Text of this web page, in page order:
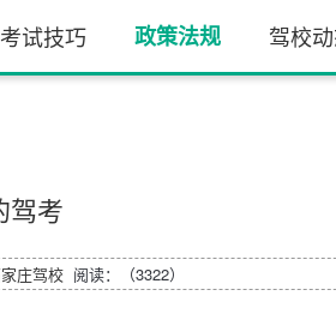
考试技巧 政策法规 驾校
驾考
庄驾校 阅读：（3322）